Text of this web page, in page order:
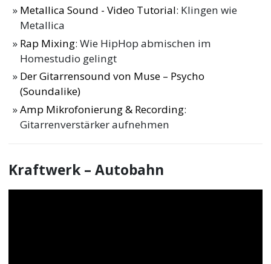
Metallica Sound - Video Tutorial: Klingen wie
Metallica
Rap Mixing: Wie HipHop abmischen im
Homestudio gelingt
Der Gitarrensound von Muse – Psycho
(Soundalike)
Amp Mikrofonierung & Recording:
Gitarrenverstärker aufnehmen
Kraftwerk – Autobahn